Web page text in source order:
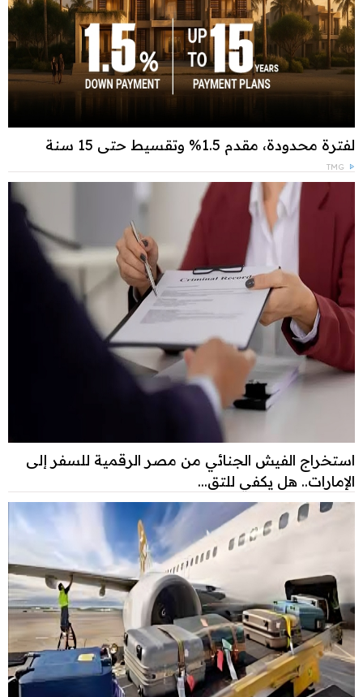
لفترة محدودة، مقدم 1.5% وتقسيط حتى 15 سنة
TMG
استخراج الفيش الجنائي من مصر الرقمية للسفر إلى
الإمارات.. هل يكفي للتق...